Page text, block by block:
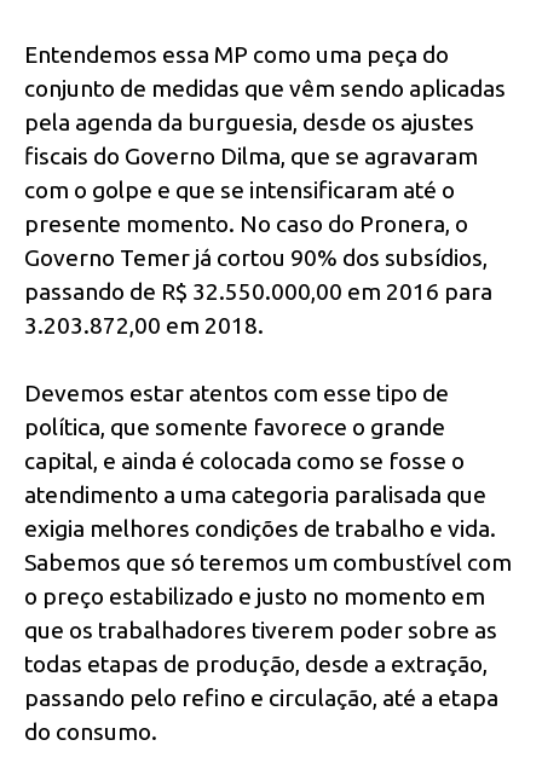
Entendemos essa MP como uma peça do
conjunto de medidas que vêm sendo aplicadas
pela agenda da burguesia, desde os ajustes
fiscais do Governo Dilma, que se agravaram
com o golpe e que se intensificaram até o
presente momento. No caso do Pronera, o
Governo Temer já cortou 90% dos subsídios,
passando de R$ 32.550.000,00 em 2016 para
3.203.872,00 em 2018.
Devemos estar atentos com esse tipo de
política, que somente favorece o grande
capital, e ainda é colocada como se fosse o
atendimento a uma categoria paralisada que
exigia melhores condições de trabalho e vida.
Sabemos que só teremos um combustível com
o preço estabilizado e justo no momento em
que os trabalhadores tiverem poder sobre as
todas etapas de produção, desde a extração,
passando pelo refino e circulação, até a etapa
do consumo.